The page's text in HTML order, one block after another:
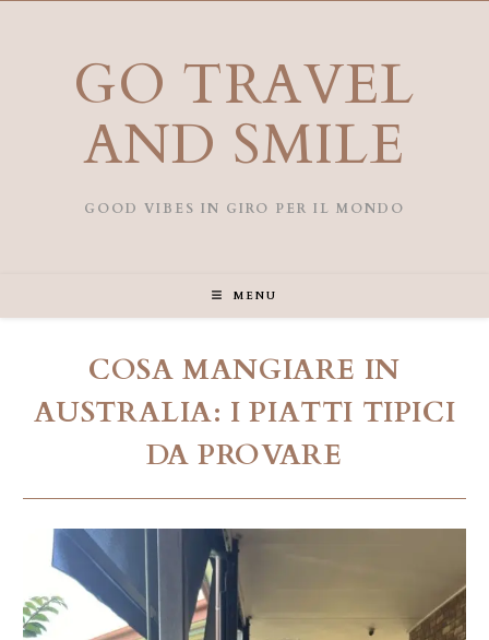
GO TRAVEL
AND SMILE
GOOD VIBES IN GIRO PER IL MONDO
MENU
COSA MANGIARE IN
AUSTRALIA: I PIATTI TIPICI
DA PROVARE